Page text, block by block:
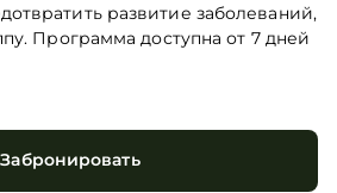
развитие заболеваний,
Программа доступна от 7 дней
Забронировать